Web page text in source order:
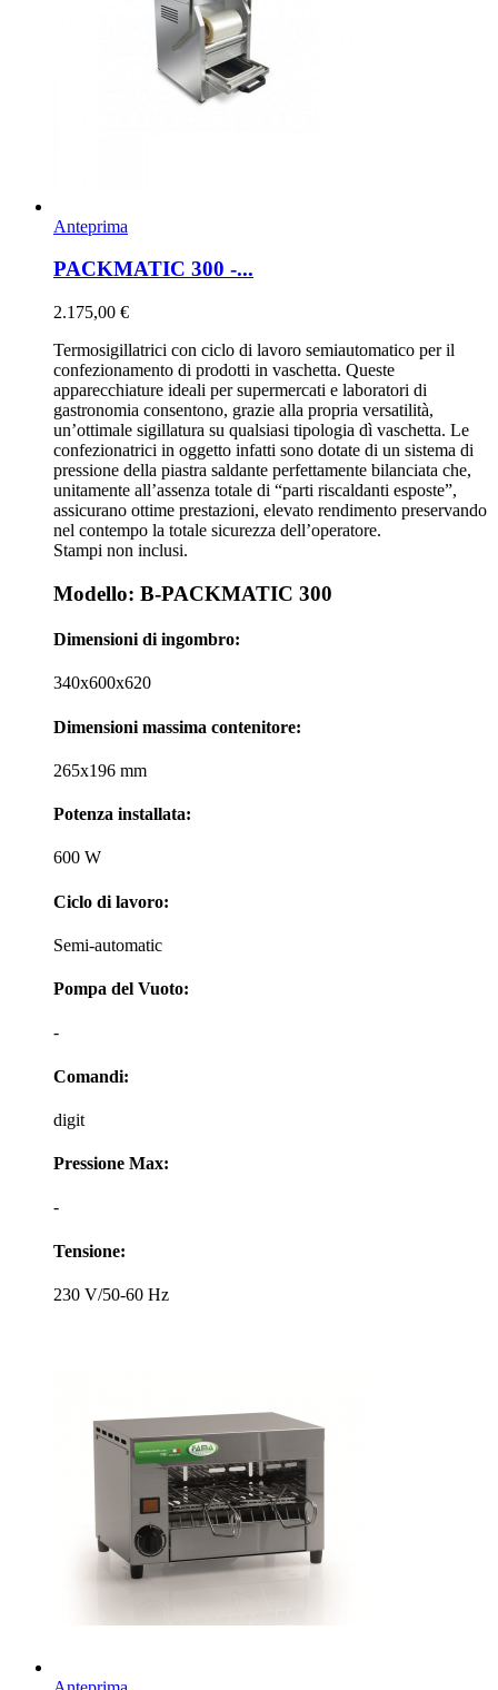
Anteprima
PACKMATIC 300 -...
2.175,00 €
Termosigillatrici con ciclo di lavoro semiautomatico per il
confezionamento di prodotti in vaschetta. Queste
apparecchiature ideali per supermercati e laboratori di
gastronomia consentono, grazie alla propria versatilità,
un’ottimale sigillatura su qualsiasi tipologia dì vaschetta. Le
confezionatrici in oggetto infatti sono dotate di un sistema di
pressione della piastra saldante perfettamente bilanciata che,
unitamente all’assenza totale di “parti riscaldanti esposte”,
assicurano ottime prestazioni, elevato rendimento preservando
nel contempo la totale sicurezza dell’operatore.
Stampi non inclusi.
Modello: B-PACKMATIC 300
Dimensioni di ingombro:
340x600x620
Dimensioni massima contenitore:
265x196 mm
Potenza installata:
600 W
Ciclo di lavoro:
Semi-automatic
Pompa del Vuoto:
-
Comandi:
digit
Pressione Max:
-
Tensione:
230 V/50-60 Hz